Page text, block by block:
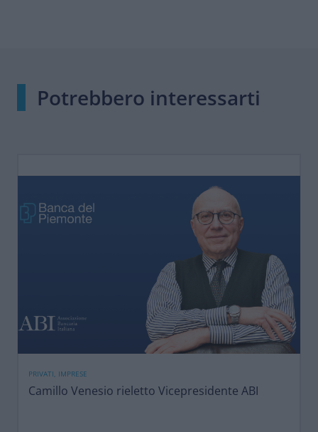
Potrebbero interessarti
PRIVATI, IMPRESE
Camillo Venesio rieletto Vicepresidente ABI